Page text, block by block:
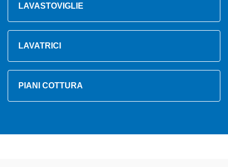
LAVASTOVIGLIE
LAVATRICI
PIANI COTTURA